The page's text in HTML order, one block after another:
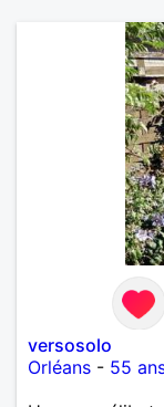
versosolo
Orléans - 55